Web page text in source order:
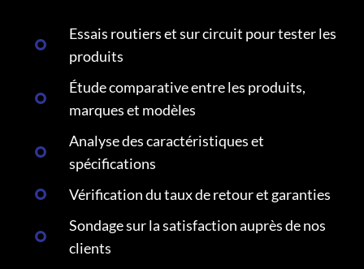
Essais routiers et sur circuit pour tester les
produits
Étude comparative entre les produits,
marques et modèles
Analyse des caractéristiques et
spécifications
Vérification du taux de retour et garanties
Sondage sur la satisfaction auprès de nos
clients